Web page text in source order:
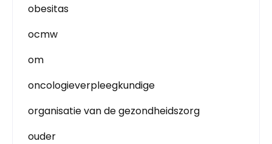
obesitas
ocmw
om
oncologieverpleegkundige
organisatie van de gezondheidszorg
ouder